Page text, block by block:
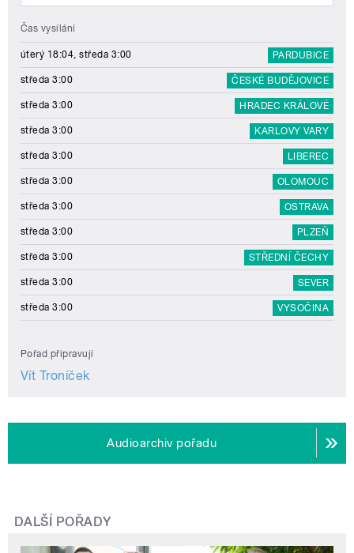
Čas vysílání
úterý 18:04, středa 3:00 PARDUBICE
středa 3:00 ČESKÉ BUDĚJOVICE
středa 3:00 HRADEC KRÁLOVÉ
středa 3:00 KARLOVY VARY
středa 3:00 LIBEREC
středa 3:00 OLOMOUC
středa 3:00 OSTRAVA
středa 3:00 PLZEŇ
středa 3:00 STŘEDNÍ ČECHY
středa 3:00 SEVER
středa 3:00 VYSOČINA
Pořad připravují
Vít Troníček
Audioarchiv pořadu
DALŠÍ POŘADY